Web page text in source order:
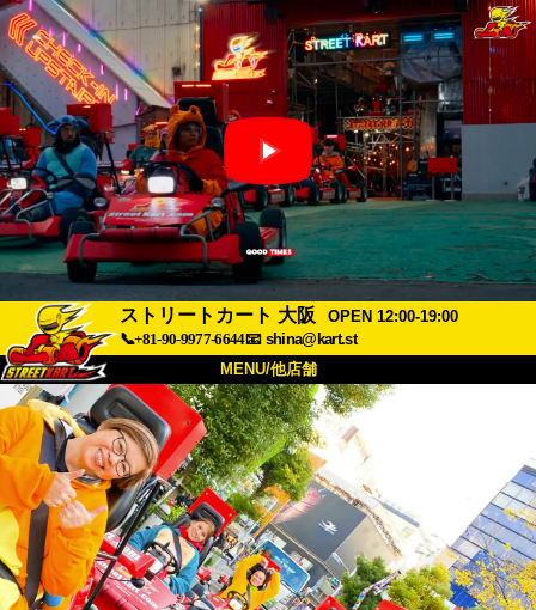
ストリートカート 大阪
OPEN 12:00-19:00
📞+81-90-9977-6644📧 shina@kart.st
MENU/他店舗
トップ
概要 車両
アクセス 評価
会社 予約
他店舗